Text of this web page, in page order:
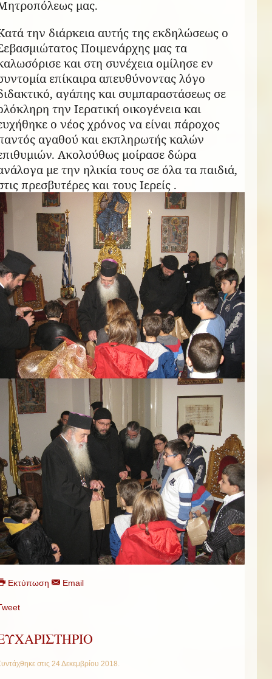
μας.
την διάρκεια αυτής της εκδηλώσεως ο
Ποιμενάρχης μας τα
και στη συνέχεια ομίλησε εν
επίκαιρα απευθύνοντας λόγο
αγάπης και συμπαραστάσεως σε
την Ιερατική οικογένεια και
ο νέος χρόνος να είναι πάροχος
αγαθού και εκπληρωτής καλών
Ακολούθως μοίρασε δώρα
με την ηλικία τους σε όλα τα παιδιά,
πρεσβυτέρες και τους Ιερείς .
Εκτύπωση Email
στις 24 Δεκεμβρίου 2018.